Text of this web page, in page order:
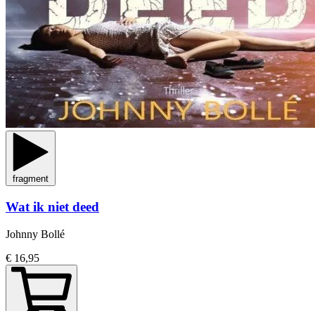
fragment
Wat ik niet deed
Johnny Bollé
€ 16,95